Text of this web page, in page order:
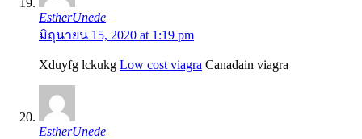
EstherUnede
มิถุนายน 15, 2020 at 1:19 pm
Xduyfg lckukg Low cost viagra Canadain viagra
EstherUnede